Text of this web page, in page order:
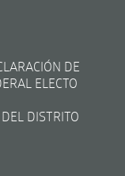
DE
ELECTO
DISTRITO